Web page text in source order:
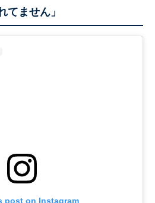
てません」
post on Instagram